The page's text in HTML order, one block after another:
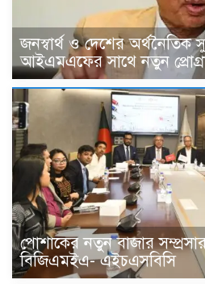
জনস্বার্থ ও দেশের অর্থনৈতিক
আইএমএফের সাথে নতুন
পোশাকের নতুন বাজার
বিজিএমইএ- এইচএসবিসি